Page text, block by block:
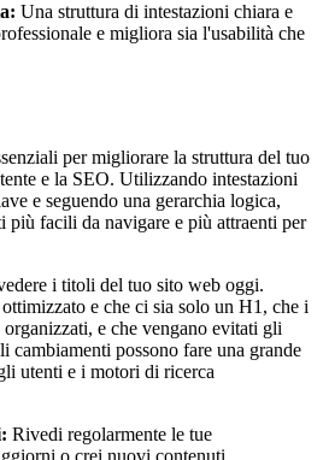
Una struttura di intestazioni chiara e
e migliora sia l'usabilità che
per migliorare la struttura del tuo
e la SEO. Utilizzando intestazioni
e seguendo una gerarchia logica,
più facili da navigare e più attraenti per
i titoli del tuo sito web oggi.
e che ci sia solo un H1, che i
e che vengano evitati gli
cambiamenti possono fare una grande
utenti e i motori di ricerca
Rivedi regolarmente le tue
o crei nuovi contenuti.